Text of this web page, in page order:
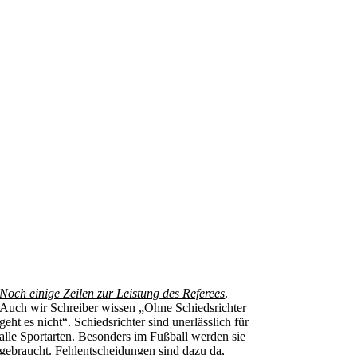
Noch einige Zeilen zur Leistung des Referees.
Auch wir Schreiber wissen „Ohne Schiedsrichter
geht es nicht“. Schiedsrichter sind unerlässlich für
alle Sportarten. Besonders im Fußball werden sie
gebraucht. Fehlentscheidungen sind dazu da,